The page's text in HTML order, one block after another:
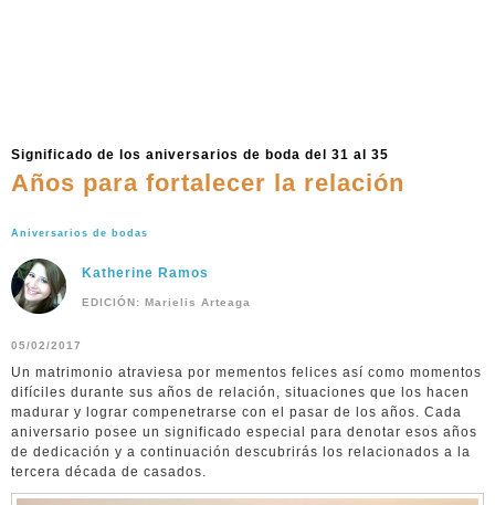
Significado de los aniversarios de boda del 31 al 35
Años para fortalecer la relación
Aniversarios de bodas
Katherine Ramos
EDICIÓN: Marielis Arteaga
05/02/2017
Un matrimonio atraviesa por mementos felices así como momentos
difíciles durante sus años de relación, situaciones que los hacen
madurar y lograr compenetrarse con el pasar de los años. Cada
aniversario posee un significado especial para denotar esos años
de dedicación y a continuación descubrirás los relacionados a la
tercera década de casados.